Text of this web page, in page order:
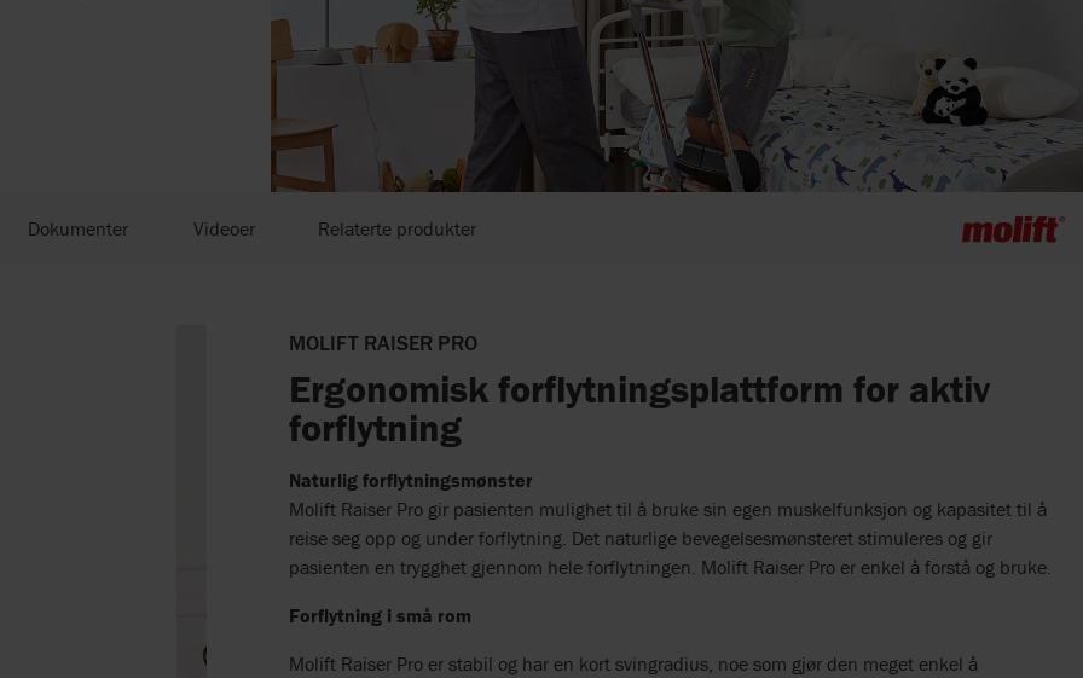
Dokumenter Videoer Relaterte produkter
MOLIFT RAISER PRO
Ergonomisk forflytningsplattform for aktiv
forflytning
Naturlig forflytningsmønster
Molift Raiser Pro gir pasienten mulighet til å bruke sin egen muskelfunksjon og kapasitet til å
reise seg opp og under forflytning. Det naturlige bevegelsesmønsteret stimuleres og gir
pasienten en trygghet gjennom hele forflytningen. Molift Raiser Pro er enkel å forstå og bruke.
Forflytning i små rom
Molift Raiser Pro er stabil og har en kort svingradius, noe som gjør den meget enkel å